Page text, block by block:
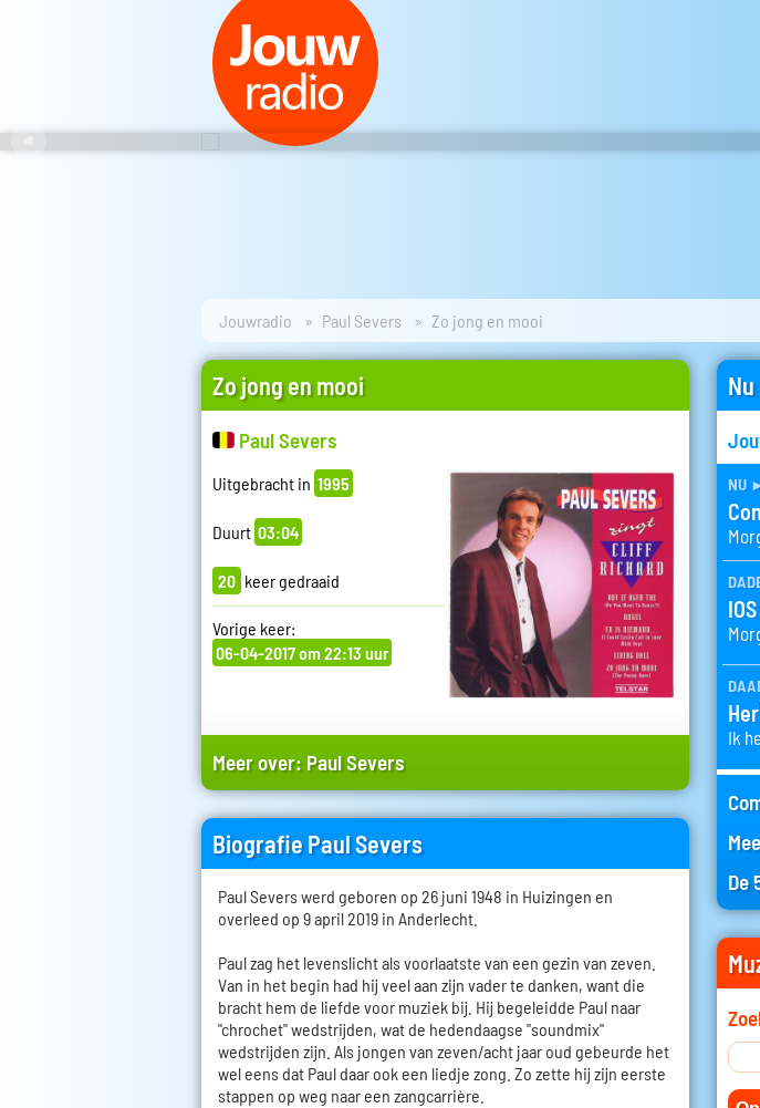
Jouwradio Paul Severs Zo jong en mooi
Zo jong en mooi
Paul Severs
Uitgebracht in 1995
Duurt 03:04
20 keer gedraaid
Vorige keer:
06-04-2017 om 22:13 uur
Meer over: Paul Severs
Biografie Paul Severs
Paul Severs werd geboren op 26 juni 1948 in Huizingen en
overleed op 9 april 2019 in Anderlecht.
Paul zag het levenslicht als voorlaatste van een gezin van zeven.
Van in het begin had hij veel aan zijn vader te danken, want die
bracht hem de liefde voor muziek bij. Hij begeleidde Paul naar
"chrochet" wedstrijden, wat de hedendaagse "soundmix"
wedstrijden zijn. Als jongen van zeven/acht jaar oud gebeurde het
wel eens dat Paul daar ook een liedje zong. Zo zette hij zijn eerste
stappen op weg naar een zangcarrière.
nu
IOS
Ik
De